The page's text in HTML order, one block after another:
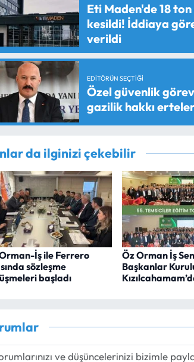
Eti Maden'de 18
kesildi! İddiaya
verildi
EDITÖRÜN SEÇTIĞI
Özel güvenlik
gazilik hakkı
da ilginizi çekebilir
İş ile Ferrero
sözleşme
başladı
Öz Orman İş
Başkanlar